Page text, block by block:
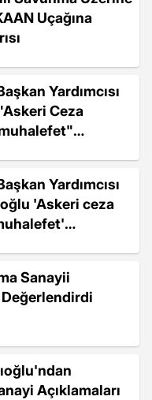
Uçağına
Yardımcısı
Ceza
Yardımcısı
'Askeri ceza
Sanayii
Değerlendirdi
Açıklamaları